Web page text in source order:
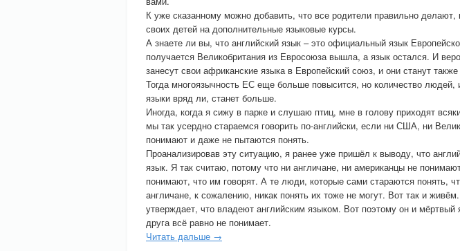
К уже сказанному можно добавить, что все родители правильно делают,
своих детей на дополнительные языковые курсы.
А знаете ли вы, что английский язык – это официальный язык
получается Великобритания из Евросоюза вышла, а язык остался. И
занесут свои африканские языка в Европейский союз, и они станут
Тогда многоязычность ЕС еще больше повысится, но количество
языки вряд ли, станет больше.
Иногда, когда я сижу в парке и слушаю птиц, мне в голову приходят
мы так усердно стараемся говорить по-английски, если ни США, ни
понимают и даже не пытаются понять.
Проанализировав эту ситуацию, я ранее уже пришёл к выводу, что
язык. Я так считаю, потому что ни англичане, ни американцы не
понимают, что им говорят. А те люди, которые сами стараются понять,
англичане, к сожалению, никак понять их тоже не могут. Вот так и
утверждает, что владеют английским языком. Вот поэтому он и мёртвый
друга всё равно не понимает.
Читать дальше →